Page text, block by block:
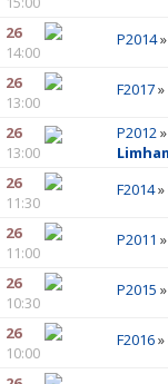
26
14:00
P2014»
26
13:00
F2017»
26
13:00
P2012»
26
11:30
F2014»
26
11:00
P2011 »
26
10:30
P2015 »
26
10:00
F2016»